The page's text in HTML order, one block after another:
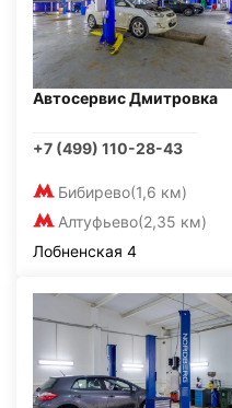
Автосервис Дмитровка
+7 (499) 110-28-43
Бибирево(1,6 км)
Алтуфьево(2,35 км)
Лобненская 4